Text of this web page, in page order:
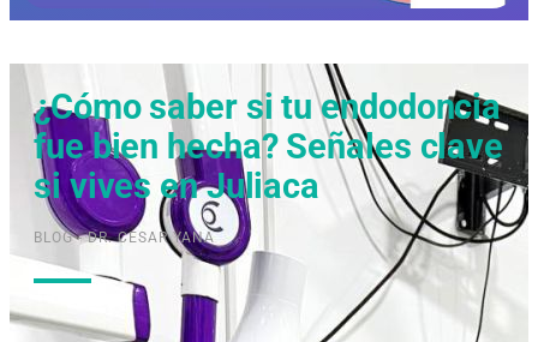
¿Cómo saber si tu endodoncia
fue bien hecha? Señales clave
si vives en Juliaca
BLOG - DR. CESAR YANA